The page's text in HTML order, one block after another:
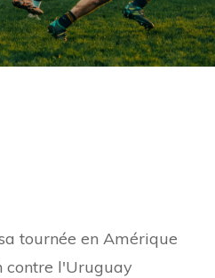
tournée en Amérique
contre l'Uruguay